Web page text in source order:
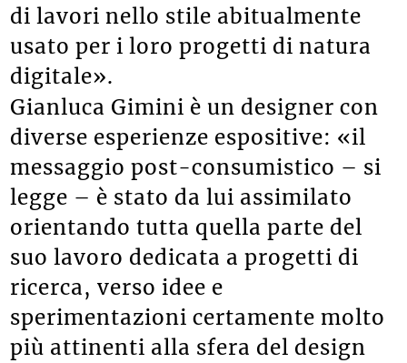
di lavori nello stile abitualmente
usato per i loro progetti di natura
digitale».
Gianluca Gimini è un designer con
diverse esperienze espositive: «il
messaggio post-consumistico – si
legge – è stato da lui assimilato
orientando tutta quella parte del
suo lavoro dedicata a progetti di
ricerca, verso idee e
sperimentazioni certamente molto
più attinenti alla sfera del design